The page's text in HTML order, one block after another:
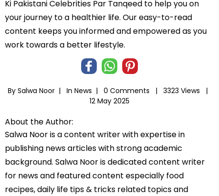
Ki Pakistani Celebrities Par Tanqeed to help you on
your journey to a healthier life. Our easy-to-read
content keeps you informed and empowered as you
work towards a better lifestyle.
By Salwa Noor | In News | 0 Comments |
3323 Views |
12 May 2025
About the Author:
Salwa Noor is a content writer with expertise in
publishing news articles with strong academic
background. Salwa Noor is dedicated content writer
for news and featured content especially food
recipes, daily life tips & tricks related topics and